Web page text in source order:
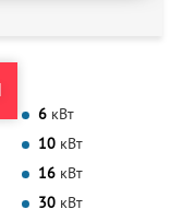
6 кВт
10 кВт
16 кВт
30 кВт